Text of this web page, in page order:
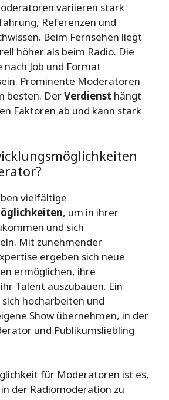
variieren stark
Referenzen und
Beim Fernsehen liegt
höher als beim Radio. Die
nach Job und Format
Prominente Moderatoren
besten. DerVerdienst hängt
Faktoren ab und kann stark
vielfältige
, um in ihrer
und sich
Mit zunehmender
ergeben sich neue
ermöglichen, ihre
Talent auszubauen. Ein
hocharbeiten und
Show übernehmen, in der
und Publikumsliebling
für Moderatoren ist es,
der Radiomoderation zu